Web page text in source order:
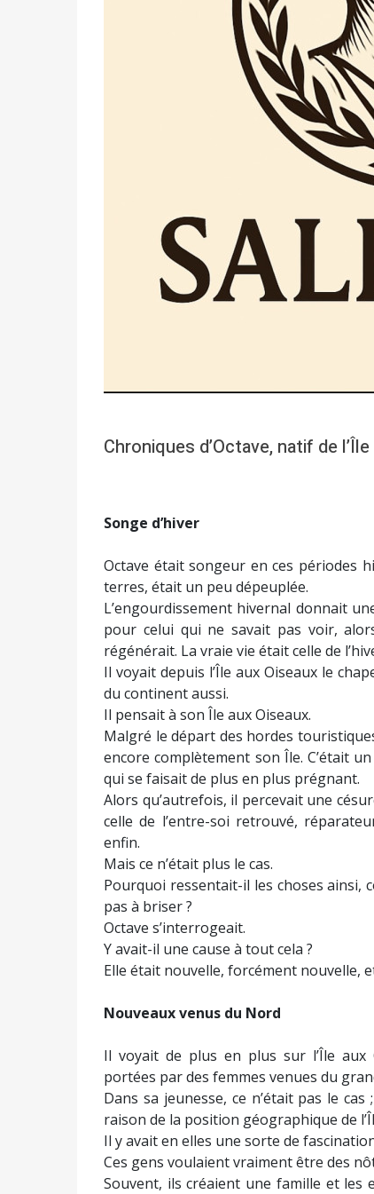
Chroniques d’Octave, natif de
Songe d’hiver
Octave était songeur en ces périodes
terres, était un peu dépeuplée.
L’engourdissement hivernal donnait
pour celui qui ne savait pas voir,
régénérait. La vraie vie était celle de
Il voyait depuis l’Île aux Oiseaux le
du continent aussi.
Il pensait à son Île aux Oiseaux.
Malgré le départ des hordes
encore complètement son Île. C’était
qui se faisait de plus en plus prégnant.
Alors qu’autrefois, il percevait une
celle de l’entre-soi retrouvé,
enfin.
Mais ce n’était plus le cas.
Pourquoi ressentait-il les choses ainsi,
pas à briser ?
Octave s’interrogeait.
Y avait-il une cause à tout cela ?
Elle était nouvelle, forcément nouvelle,
Nouveaux venus du Nord
Il voyait de plus en plus sur l’Île aux
portées par des femmes venues du
Dans sa jeunesse, ce n’était pas le
raison de la position géographique de
Il y avait en elles une sorte de
Ces gens voulaient vraiment être des
Souvent, ils créaient une famille et les